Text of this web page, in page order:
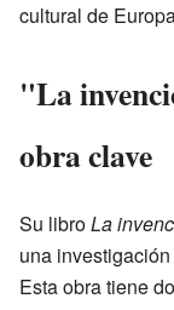
cultural de
"La
obra clave
Su libroLa
una
Esta obra tiene